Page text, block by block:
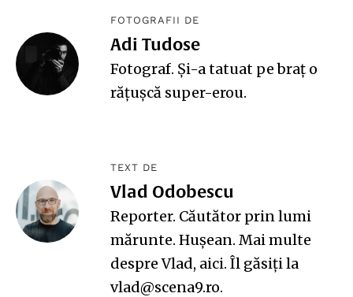
FOTOGRAFII DE
Adi Tudose
Fotograf. Și-a tatuat pe braț o
rățușcă super-erou.
TEXT DE
Vlad Odobescu
Reporter. Căutător prin lumi
mărunte. Hușean. Mai multe
despre Vlad, aici. Îl găsiți la
vlad@scena9.ro.